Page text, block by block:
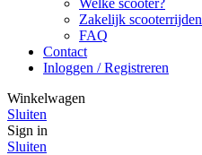
Zakelijk scooterrijden
FAQ
Contact
Inloggen / Registreren
Winkelwagen
Sluiten
Sign in
Sluiten